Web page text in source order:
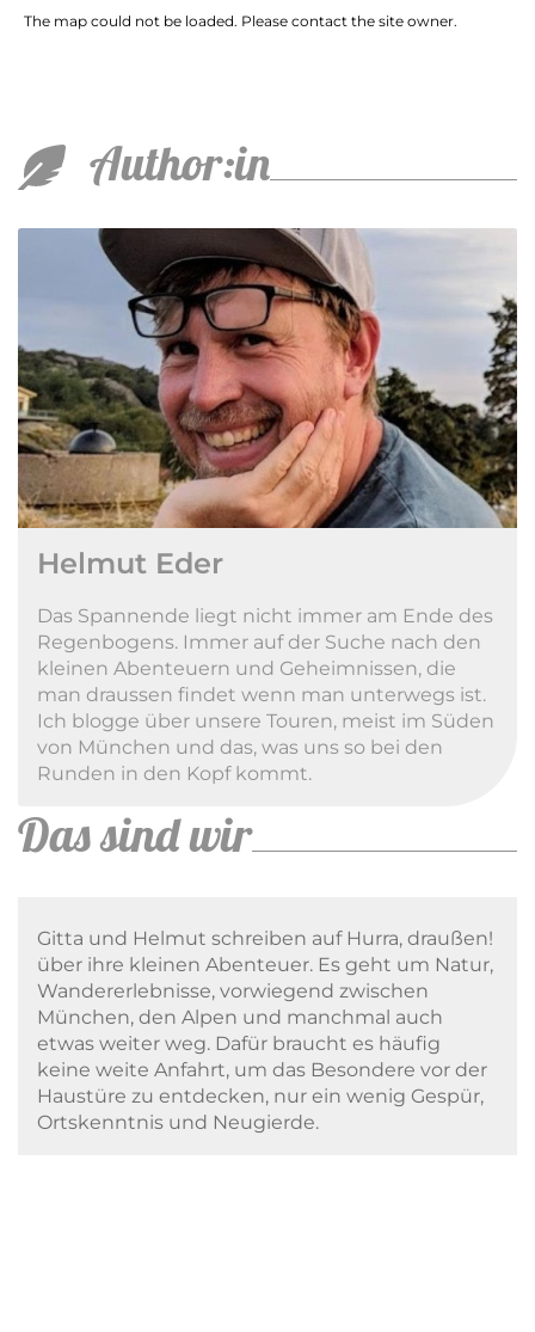
The map could not be loaded. Please contact the site owner.
Author:in
Helmut Eder
Das Spannende liegt nicht immer am Ende des
Regenbogens. Immer auf der Suche nach den
kleinen Abenteuern und Geheimnissen, die
man draussen findet wenn man unterwegs ist.
Ich blogge über unsere Touren, meist im Süden
von München und das, was uns so bei den
Runden in den Kopf kommt.
Das sind wir
Gitta und Helmut schreiben auf Hurra, draußen!
über ihre kleinen Abenteuer. Es geht um Natur,
Wandererlebnisse, vorwiegend zwischen
München, den Alpen und manchmal auch
etwas weiter weg. Dafür braucht es häufig
keine weite Anfahrt, um das Besondere vor der
Haustüre zu entdecken, nur ein wenig Gespür,
Ortskenntnis und Neugierde.